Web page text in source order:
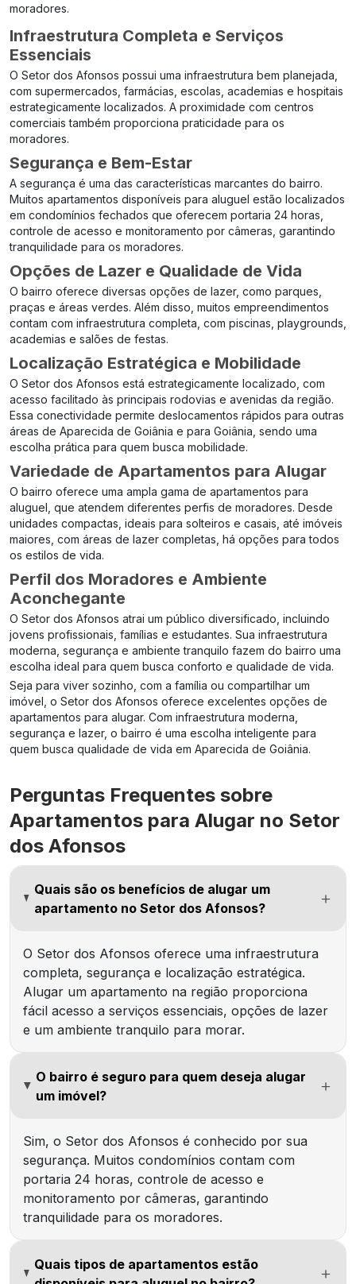
moradores.
Infraestrutura Completa e Serviços
Essenciais
O Setor dos Afonsos possui uma infraestrutura bem planejada,
com supermercados, farmácias, escolas, academias e hospitais
estrategicamente localizados. A proximidade com centros
comerciais também proporciona praticidade para os
moradores.
Segurança e Bem-Estar
A segurança é uma das características marcantes do bairro.
Muitos apartamentos disponíveis para aluguel estão localizados
em condomínios fechados que oferecem portaria 24 horas,
controle de acesso e monitoramento por câmeras, garantindo
tranquilidade para os moradores.
Opções de Lazer e Qualidade de Vida
O bairro oferece diversas opções de lazer, como parques,
praças e áreas verdes. Além disso, muitos empreendimentos
contam com infraestrutura completa, com piscinas, playgrounds,
academias e salões de festas.
Localização Estratégica e Mobilidade
O Setor dos Afonsos está estrategicamente localizado, com
acesso facilitado às principais rodovias e avenidas da região.
Essa conectividade permite deslocamentos rápidos para outras
áreas de Aparecida de Goiânia e para Goiânia, sendo uma
escolha prática para quem busca mobilidade.
Variedade de Apartamentos para Alugar
O bairro oferece uma ampla gama de apartamentos para
aluguel, que atendem diferentes perfis de moradores. Desde
unidades compactas, ideais para solteiros e casais, até imóveis
maiores, com áreas de lazer completas, há opções para todos
os estilos de vida.
Perfil dos Moradores e Ambiente
Aconchegante
O Setor dos Afonsos atrai um público diversificado, incluindo
jovens profissionais, famílias e estudantes. Sua infraestrutura
moderna, segurança e ambiente tranquilo fazem do bairro uma
escolha ideal para quem busca conforto e qualidade de vida.
Seja para viver sozinho, com a família ou compartilhar um
imóvel, o Setor dos Afonsos oferece excelentes opções de
apartamentos para alugar. Com infraestrutura moderna,
segurança e lazer, o bairro é uma escolha inteligente para
quem busca qualidade de vida em Aparecida de Goiânia.
Perguntas Frequentes sobre
Apartamentos para Alugar no Setor
dos Afonsos
Quais são os benefícios de alugar um
apartamento no Setor dos Afonsos?
O Setor dos Afonsos oferece uma infraestrutura
completa, segurança e localização estratégica.
Alugar um apartamento na região proporciona
fácil acesso a serviços essenciais, opções de lazer
e um ambiente tranquilo para morar.
O bairro é seguro para quem deseja alugar
um imóvel?
Sim, o Setor dos Afonsos é conhecido por sua
segurança. Muitos condomínios contam com
portaria 24 horas, controle de acesso e
monitoramento por câmeras, garantindo
tranquilidade para os moradores.
Quais tipos de apartamentos estão